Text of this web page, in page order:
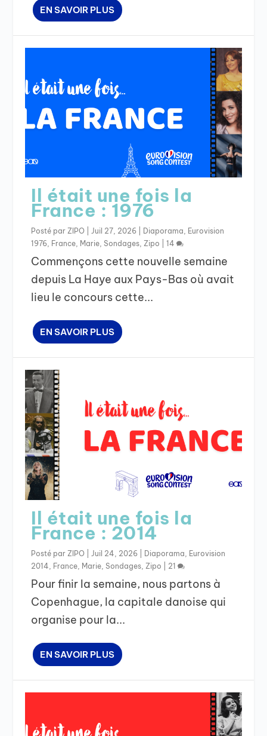
EN SAVOIR PLUS
Il était une fois la
France : 1976
Posté parZIPO |Juil 27, 2026 Diaporama, Eurovision
1976, France, Marie,Sondages,Zipo |14
Commençons cette nouvelle semaine
depuis La Haye aux Pays-Bas où avait
lieu le concours cette...
EN SAVOIR PLUS
Il était une fois la
France : 2014
Posté parZIPO |Juil 24, 2026 Diaporama, Eurovision
2014, France, Marie,Sondages,Zipo 21
Pour finir la semaine, nous partons à
Copenhague, la capitale danoise qui
organise pour la...
EN SAVOIR PLUS